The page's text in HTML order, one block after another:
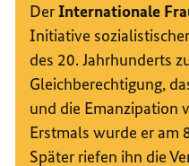
DerInternationale
Initiative
des 20. Jahrhunderts
Gleichberechtigung,
und die Emanzipation
Erstmals wurde er am
Später riefen ihn die